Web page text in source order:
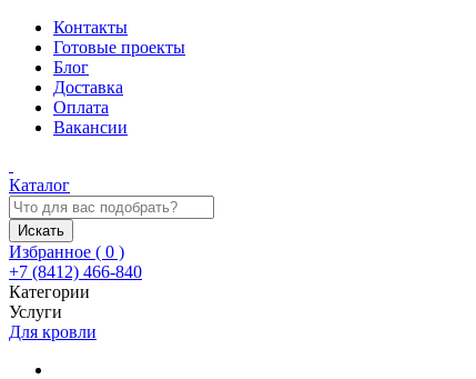
Контакты
Готовые проекты
Блог
Доставка
Оплата
Вакансии
Каталог
Искать
Избранное ( 0 )
+7 (8412) 466-840
Категории
Услуги
Для кровли